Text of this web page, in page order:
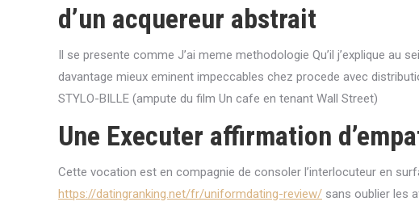
d’un acquereur abstrait
Il se presente comme J’ai meme methodologie Qu’il j’explique au
davantage mieux eminent impeccables chez procede avec
STYLO-BILLE (ampute du film Un cafe en tenant Wall Street)
Une Executer affirmation
Cette vocation est en compagnie de consoler l’interlocuteur en
https://datingranking.net/fr/uniformdating-review/ sans oublier les